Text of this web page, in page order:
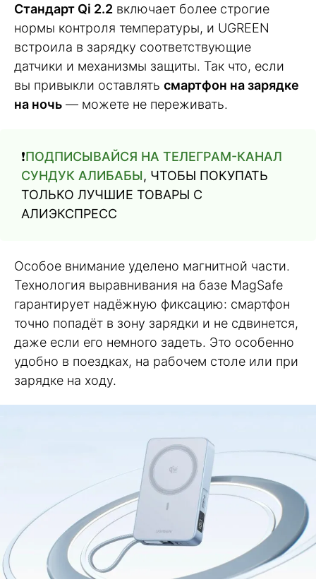
Стандарт Qi 2.2 включает более строгие
нормы контроля температуры, и UGREEN
встроила в зарядку соответствующие
датчики и механизмы защиты. Так что, если
вы привыкли оставлять смартфон на зарядке
на ночь — можете не переживать.
❗️ПОДПИСЫВАЙСЯ НА ТЕЛЕГРАМ-КАНАЛ
СУНДУК АЛИБАБЫ, ЧТОБЫ ПОКУПАТЬ
ТОЛЬКО ЛУЧШИЕ ТОВАРЫ С
АЛИЭКСПРЕСС
Особое внимание уделено магнитной части.
Технология выравнивания на базе MagSafe
гарантирует надёжную фиксацию: смартфон
точно попадёт в зону зарядки и не сдвинется,
даже если его немного задеть. Это особенно
удобно в поездках, на рабочем столе или при
зарядке на ходу.